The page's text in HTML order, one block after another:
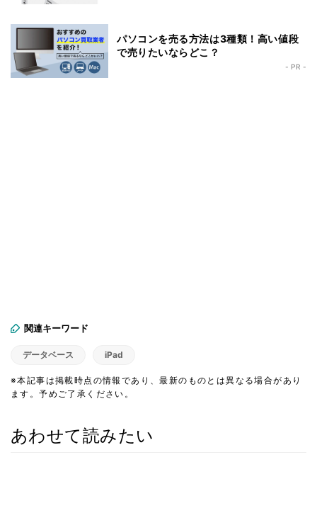
パソコンを売る方法は3種類！高い値段
で売りたいならどこ？
- PR -
関連キーワード
データベース iPad
※本記事は掲載時点の情報であり、最新のものとは異なる場合があり
ます。予めご了承ください。
あわせて読みたい